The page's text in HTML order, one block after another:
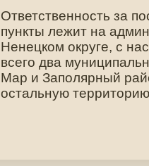
Ответственность за
пункты лежит на
Ненецком округе, с
всего два
Мар и Заполярный
остальную